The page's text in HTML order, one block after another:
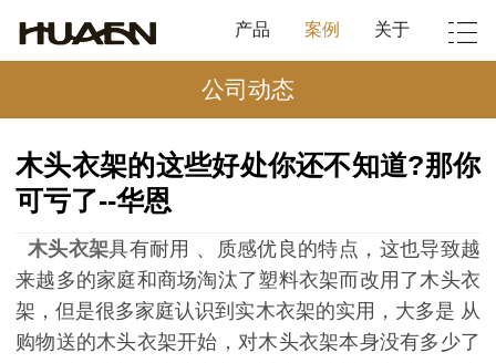
产品 案例 关于
公司动态
木头衣架的这些好处你还不知道?那你
可亏了--华恩
木头衣架具有耐用 、
质感优良的特点，这也导致越
来越多的家庭和商场淘汰了塑料衣架而改用了木头衣
架，但是很多家庭认识到实木衣架的实用 ，大多是 从
购物送的木头衣架开始，对木头衣架本身没有多少了